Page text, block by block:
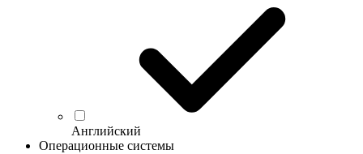
Английский
Операционные системы